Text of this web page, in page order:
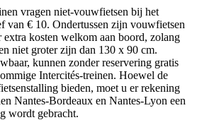
vragen niet-vouwfietsen bij het
van € 10. Ondertussen zijn vouwfietsen
extra kosten welkom aan boord, zolang
niet groter zijn dan 130 x 90 cm.
kunnen zonder reservering gratis
Intercités-treinen. Hoewel de
bieden, moet u er rekening
Nantes-Bordeaux en Nantes-Lyon een
wordt gebracht.